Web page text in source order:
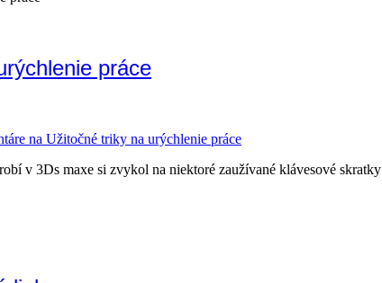
práce
na Užitočné triky na urýchlenie práce
v 3Ds maxe si zvykol na niektoré zaužívané klávesové skratky